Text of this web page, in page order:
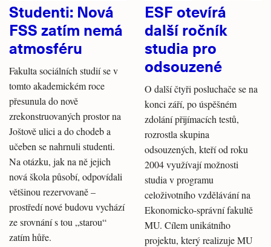
Studenti: Nová
FSS zatím nemá
atmosféru
Fakulta sociálních studií se v
tomto akademickém roce
přesunula do nově
zrekonstruovaných prostor na
Joštově ulici a do chodeb a
učeben se nahrnuli studenti.
Na otázku, jak na ně jejich
nová škola působí, odpovídali
většinou rezervovaně –
prostředí nové budovu vychází
ze srovnání s tou „starou“
zatím hůře.
ESF otevírá
další ročník
studia pro
odsouzené
O další čtyři posluchače se na
konci září, po úspěšném
zdolání přijímacích testů,
rozrostla skupina
odsouzených, kteří od roku
2004 využívají možnosti
studia v programu
celoživotního vzdělávání na
Ekonomicko-správní fakultě
MU. Cílem unikátního
projektu, který realizuje MU